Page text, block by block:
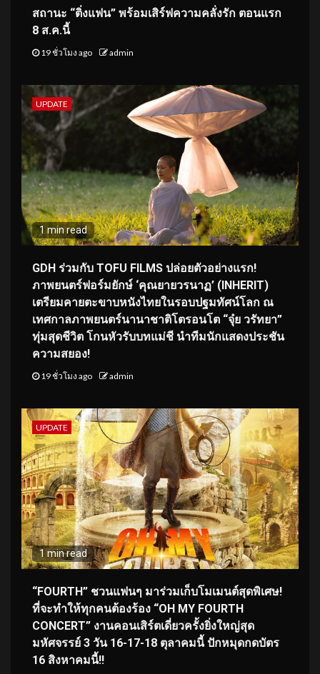
สถานะ “ติ่งแฟน” พร้อมเสิร์ฟความคลั่งรัก ตอนแรก
8 ส.ค.นี้
19 ชั่วโมง ago admin
UPDATE
1 min read
GDH ร่วมกับ TOFU FILMS ปล่อยตัวอย่างแรก!
ภาพยนตร์ฟอร์มยักษ์ ‘คุณยายวรนาฏ’ (INHERIT)
เตรียมคายตะขาบหนังไทยในรอบปฐมทัศน์โลก ณ
เทศกาลภาพยนตร์นานาชาติโตรอนโต “จุ๋ย วรัทยา”
ทุ่มสุดชีวิต โกนหัวรับบทแม่ชี นำทีมนักแสดงประชัน
ความสยอง!
19 ชั่วโมง ago admin
UPDATE
1 min read
“FOURTH” ชวนแฟนๆ มาร่วมเก็บโมเมนต์สุดพิเศษ!
ที่จะทำให้ทุกคนต้องร้อง “OH MY FOURTH
CONCERT” งานคอนเสิร์ตเดี่ยวครั้งยิ่งใหญ่สุด
มหัศจรรย์ 3 วัน 16-17-18 ตุลาคมนี้ ปักหมุดกดบัตร
16 สิงหาคมนี้!!